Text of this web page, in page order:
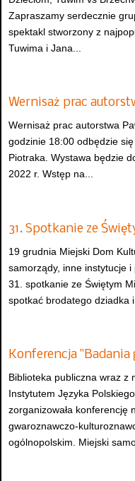
Zapraszamy serdecznie
spektakl stworzony z
Tuwima i Jana...
Wernisaż prac
Wernisaż prac autorstwa
godzinie 18:00 odbędzie
Piotraka. Wystawa będzie
2022 r. Wstęp na...
31. Spotkanie ze
19 grudnia Miejski Dom
samorządy, inne instytucje i
31. spotkanie ze Świętym
spotkać brodatego dziadka i
Konferencja "Badania
Biblioteka publiczna wraz z
Instytutem Języka
zorganizowała konferencję
gwaroznawczo-
ogólnopolskim. Miejski